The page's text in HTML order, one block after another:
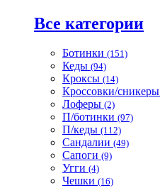
Все категории
Ботинки (151)
Кеды (94)
Кроксы (14)
Кроссовки/сникеры
Лоферы (2)
П/ботинки (97)
П/кеды (112)
Сандалии (49)
Сапоги (9)
Угги (4)
Чешки (16)